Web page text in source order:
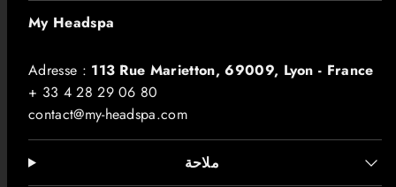
My Headspa
Adresse : 113 Rue Marietton, 69009, Lyon - France
+ 33 4 28 29 06 80
contact@my-headspa.com
ملاحة